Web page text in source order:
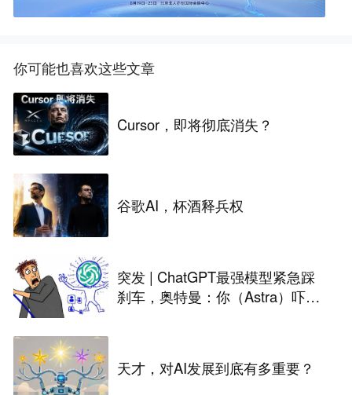
你可能也喜欢这些文章
Cursor，即将彻底消失？
谷歌AI，杯酒释兵权
突发 | ChatGPT最强模型紧急踩
刹车，奥特曼：你（Astra）吓到
天才，对AI发展到底有多重要？